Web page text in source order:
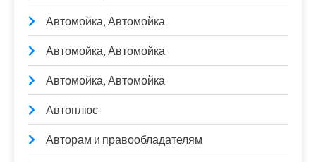
Автомойка, Автомойка
Автомойка, Автомойка
Автомойка, Автомойка
Автоплюс
Авторам и правообладателям